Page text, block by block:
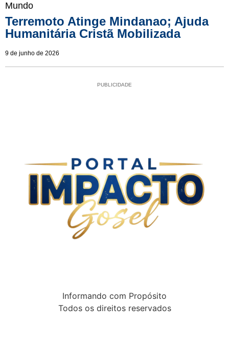
Mundo
Terremoto Atinge Mindanao; Ajuda
Humanitária Cristã Mobilizada
9 de junho de 2026
PUBLICIDADE
Informando com Propósito
Todos os direitos reservados